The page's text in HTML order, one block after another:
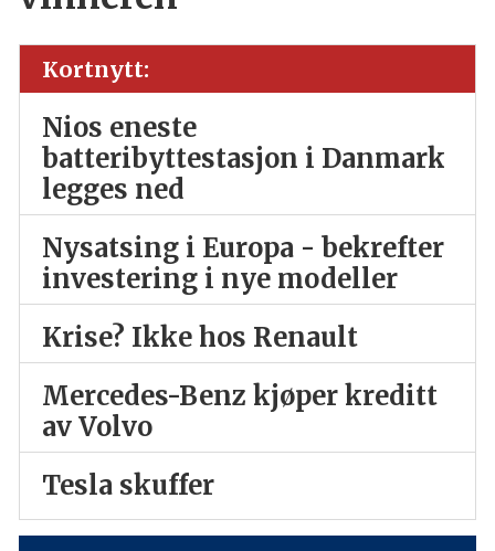
Kortnytt:
Nios eneste
batteribyttestasjon i Danmark
legges ned
Nysatsing i Europa - bekrefter
investering i nye modeller
Krise? Ikke hos Renault
Mercedes-Benz kjøper kreditt
av Volvo
Tesla skuffer